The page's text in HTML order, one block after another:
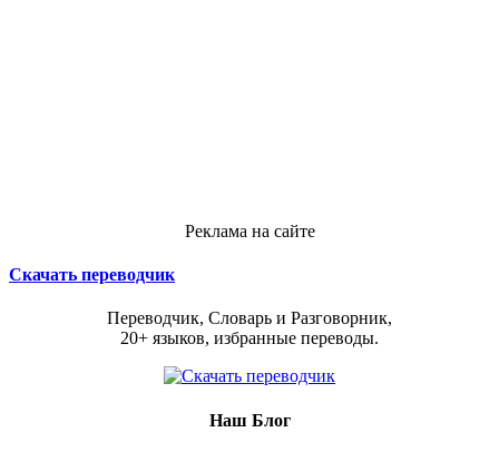
Реклама на сайте
Скачать переводчик
Переводчик, Словарь и Разговорник,
20+ языков, избранные переводы.
Наш Блог